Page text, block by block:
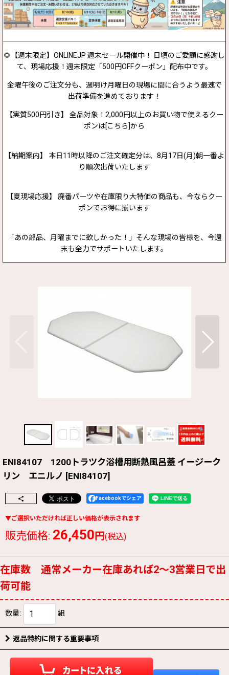
🌻【週末限定】ONLINEJP 週末セール開催中！ 日頃のご愛顧に感謝し
て、現場応援！週末限定「500円OFFクーポン」配布中です。
金曜午後のご注文分も、週明け月曜日の現場に間に合うよう最速で
出荷準備を進めております！
【実質500円引き】 全品対象！2,000円以上のお買い物で使えるクー
ポンは[こちら]から
【納期案内】 本日11時以降のご注文確定分は、8月17日(月)朝一番よ
り順次出荷いたします
【夏現場応援】 廃番パーツや在庫限り大特価の商品も、今ならクー
ポンでお得に揃います
「あの部品、月曜までに欲しかった！」そんな現場の皆様を、今週
末も全力でサポートいたします。
ENI84107 1200トラツク浴槽用断熱風呂蓋 イージーク
リン エニルノ [ENI84107]
Facebookでシェア
販売価格: 26,450円(税込)
在庫数 通常メーカー在庫あれば2〜3営業日で出
荷可能
数量: 組
返品特約に関する重要事項